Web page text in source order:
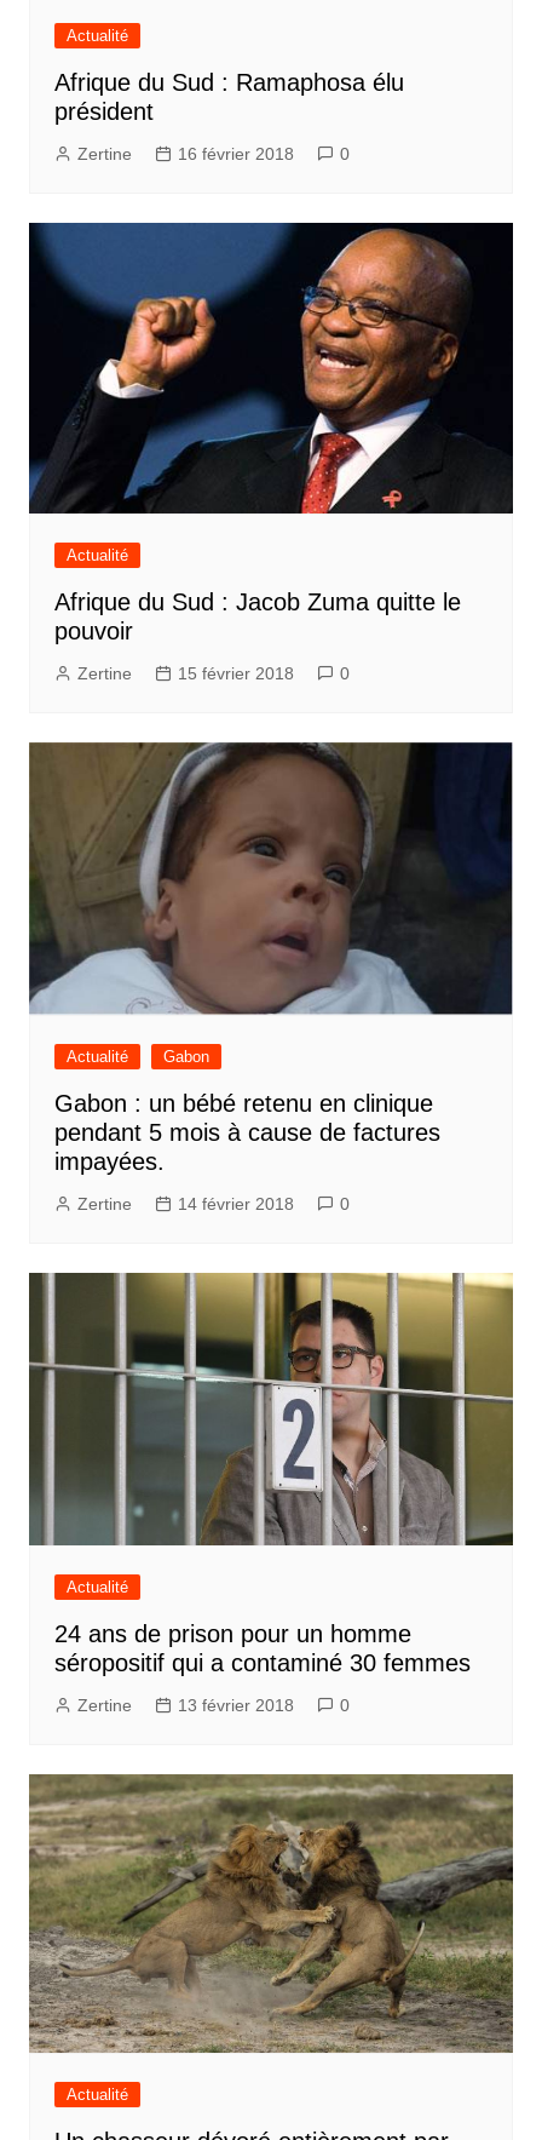
Actualité
Afrique du Sud : Ramaphosa élu
président
Zertine 16 février 2018 0
Actualité
Afrique du Sud : Jacob Zuma quitte le
pouvoir
Zertine 15 février 2018 0
Actualité Gabon
Gabon : un bébé retenu en clinique
pendant 5 mois à cause de factures
impayées.
Zertine 14 février 2018 0
Actualité
24 ans de prison pour un homme
séropositif qui a contaminé 30 femmes
Zertine 13 février 2018 0
Actualité